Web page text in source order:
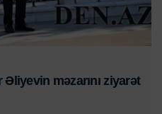
Əliyevin məzarını ziyarət